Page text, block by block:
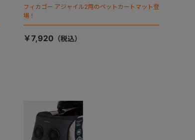
フィカゴー アジャイル2用のペットカートマット登
場！
￥7,920